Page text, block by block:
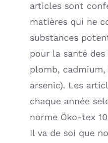
articles sont
matières qui ne
substances
pour la santé des
plomb, cadmium,
arsenic). Les
chaque année
norme Öko-tex
Il va de soi que